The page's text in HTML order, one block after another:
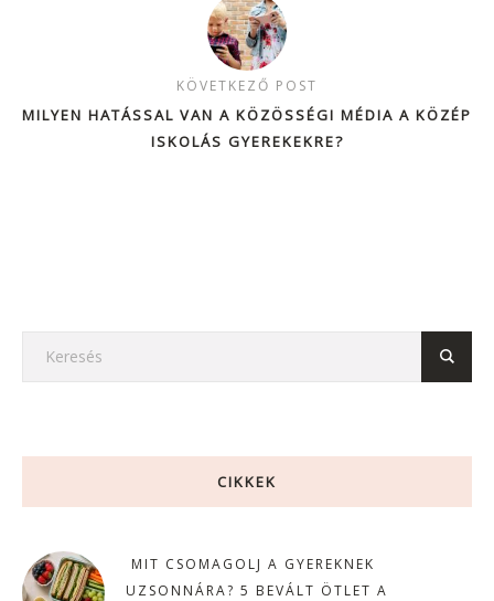
KÖVETKEZŐ POST
MILYEN HATÁSSAL VAN A KÖZÖSSÉGI MÉDIA A KÖZÉP
ISKOLÁS GYEREKEKRE?
CIKKEK
MIT CSOMAGOLJ A GYEREKNEK
UZSONNÁRA? 5 BEVÁLT ÖTLET A